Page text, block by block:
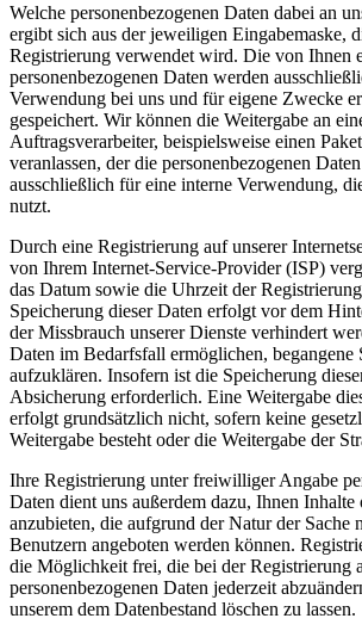
Welche personenbezogenen Daten dabei an
ergibt sich aus der jeweiligen Eingabemaske,
Registrierung verwendet wird. Die von Ihnen
personenbezogenen Daten werden
Verwendung bei uns und für eigene Zwecke
gespeichert. Wir können die Weitergabe an
Auftragsverarbeiter, beispielsweise einen
veranlassen, der die personenbezogenen
ausschließlich für eine interne Verwendung,
nutzt.
Durch eine Registrierung auf unserer
von Ihrem Internet-Service-Provider (ISP)
das Datum sowie die Uhrzeit der
Speicherung dieser Daten erfolgt vor dem
der Missbrauch unserer Dienste verhindert
Daten im Bedarfsfall ermöglichen, begangene
aufzuklären. Insofern ist die Speicherung
Absicherung erforderlich. Eine Weitergabe
erfolgt grundsätzlich nicht, sofern keine
Weitergabe besteht oder die Weitergabe der
Ihre Registrierung unter freiwilliger Angabe
Daten dient uns außerdem dazu, Ihnen Inhalte
anzubieten, die aufgrund der Natur der Sache
Benutzern angeboten werden können.
die Möglichkeit frei, die bei der Registrierung
personenbezogenen Daten jederzeit
unserem dem Datenbestand löschen zu lassen.